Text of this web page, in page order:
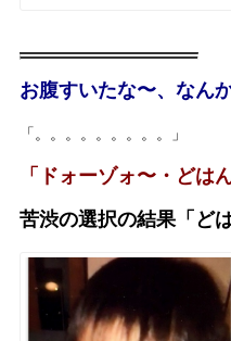
お腹すいたな〜、なん
「。。。。。。。。。」
「ドォーゾォ〜・どは
苦渋の選択の結果「ど